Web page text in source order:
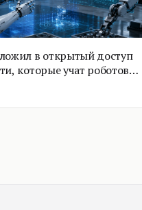
в открытый доступ
которые учат роботов